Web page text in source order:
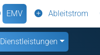
EMV Ableitstrom
Dienstleistungen